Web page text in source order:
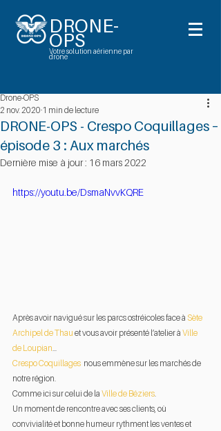
DRONE-
OPS
Votre solution aérienne par
drone
DRONE-OPS - Crespo Coquillages –
épisode 3 : Aux marchés
Drone-OPS
2 nov. 2020 1 min de lecture
Dernière mise à jour : 16 mars 2022
https://youtu.be/DsmaNvvKQRE
Après avoir navigué sur les parcs ostréicoles face à Sète
Archipel de Thau et vous avoir présenté l’atelier à Ville
de Loupian
Crespo Coquillages
  nous emmène sur les marchés de
notre région.
Comme ici sur celui de la Ville de Béziers
Un moment de rencontre avec ses clients, où
convivialité et bonne humeur rythment les ventes et